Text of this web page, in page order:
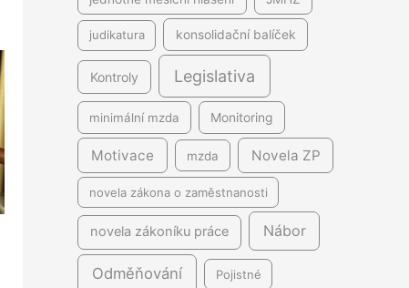
judikatura konsolidační balíček
Kontroly Legislativa
minimální mzda Monitoring
Motivace mzda Novela ZP
novela zákona o zaměstnanosti
novela zákoníku práce Nábor
Odměňování Pojistné